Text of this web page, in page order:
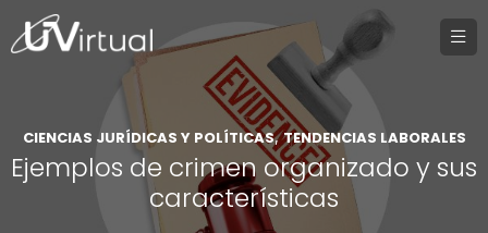
CIENCIAS JURÍDICAS Y POLÍTICAS,TENDENCIAS LABORALES
Ejemplos de crimen organizado y sus
características